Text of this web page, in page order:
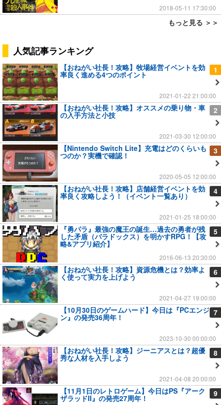
2018-05-11 17:30:00
もっと見る ＞＞
人気記事ランキング
1
【おねがい社長！攻略】牧場経営イベントを効
率良く進める4つのポイント
2021-01-22 21:00:00
2
【おねがい社長！攻略】オススメの乗り物・車
の入手方法と小技
2021-03-30 12:00:00
3
【Nintendo Switch Lite】充電はどのくらいも
つのか？実機で確認！
2020-05-05 12:00:00
4
【おねがい社長！攻略】店舗経営イベントを効
率良く攻略しよう！（イベント一覧あり）
2021-01-25 18:00:00
5
『勇パラ』最強の魔王の誕生…過去の勇者が残
した矛盾（パラドックス）を明かすRPG！【攻
略&アプリ紹介】
2016-06-13 20:30:00
6
【おねがい社長！攻略】資源危機とは？効率よ
く使って実力を上げよう
2021-04-27 19:00:00
7
【10月30日のゲームハード】今日は『PCエンジ
ン』の発売36周年！
2023-10-30 00:00:00
8
【おねがい社長！攻略】ジーニアスとは？超優
秀な人材を入手しよう
2021-04-08 20:00:00
9
【11月1日のレトロゲーム】今日はPS『アーク
ザラッドII』の発売27周年！